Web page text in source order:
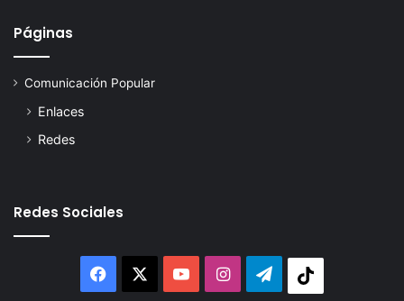
Páginas
Comunicación Popular
Enlaces
Redes
Redes Sociales
Facebook YouTubeInstagram
Telegram